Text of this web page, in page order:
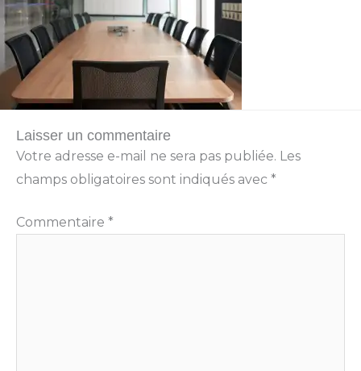
Laisser un commentaire
Votre adresse e-mail ne sera pas publiée. Les
champs obligatoires sont indiqués avec *
Commentaire *